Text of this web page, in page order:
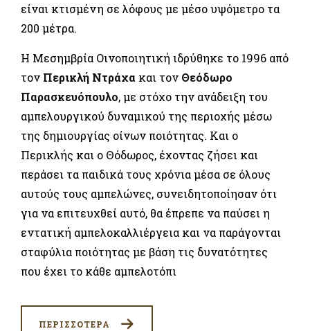
είναι κτισμένη σε λόφους με μέσο υψόμετρο τα
200 μέτρα.
Η Μεσημβρία Οινοποιητική ιδρύθηκε το 1996 από
τον Περικλή Ντράχα και τον Θεόδωρο
Παρασκευόπουλο, με στόχο την ανάδειξη του
αμπελουργικού δυναμικού της περιοχής μέσω
της δημιουργίας οίνων ποιότητας. Και ο
Περικλής και ο Θόδωρος, έχοντας ζήσει και
περάσει τα παιδικά τους χρόνια μέσα σε όλους
αυτούς τους αμπελώνες, συνειδητοποίησαν ότι
για να επιτευχθεί αυτό, θα έπρεπε να παύσει η
εντατική αμπελοκαλλιέργεια και να παράγονται
σταφύλια ποιότητας με βάση τις δυνατότητες
που έχει το κάθε αμπελοτόπι
ΠΕΡΙΣΣΟΤΕΡΑ